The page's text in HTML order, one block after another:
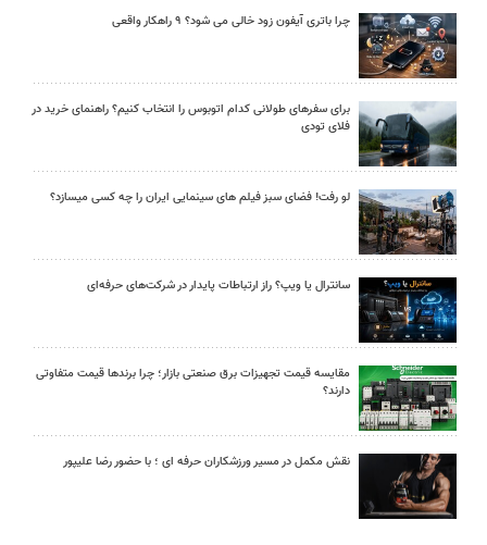
چرا باتری آیفون زود خالی می شود؟ ۹ راهکار واقعی
برای سفرهای طولانی کدام اتوبوس را انتخاب کنیم؟ راهنمای خرید در
فلای تودی
لو رفت! فضای سبز فیلم های سینمایی ایران را چه کسی میسازد؟
سانترال یا ویپ؟ راز ارتباطات پایدار در شرکت‌های حرفه‌ای
مقایسه قیمت تجهیزات برق صنعتی بازار؛ چرا برندها قیمت متفاوتی
دارند؟
نقش مکمل در مسیر ورزشکاران حرفه ای ؛ با حضور رضا علیپور